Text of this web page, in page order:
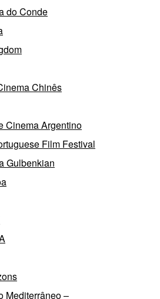
do Conde
Chinês
Cinema Argentino
Film Festival
Gulbenkian
Mediterrâneo –